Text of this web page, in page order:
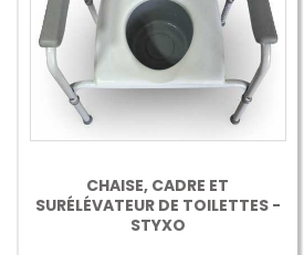
CHAISE, CADRE ET
SURÉLÉVATEUR DE TOILETTES -
STYXO